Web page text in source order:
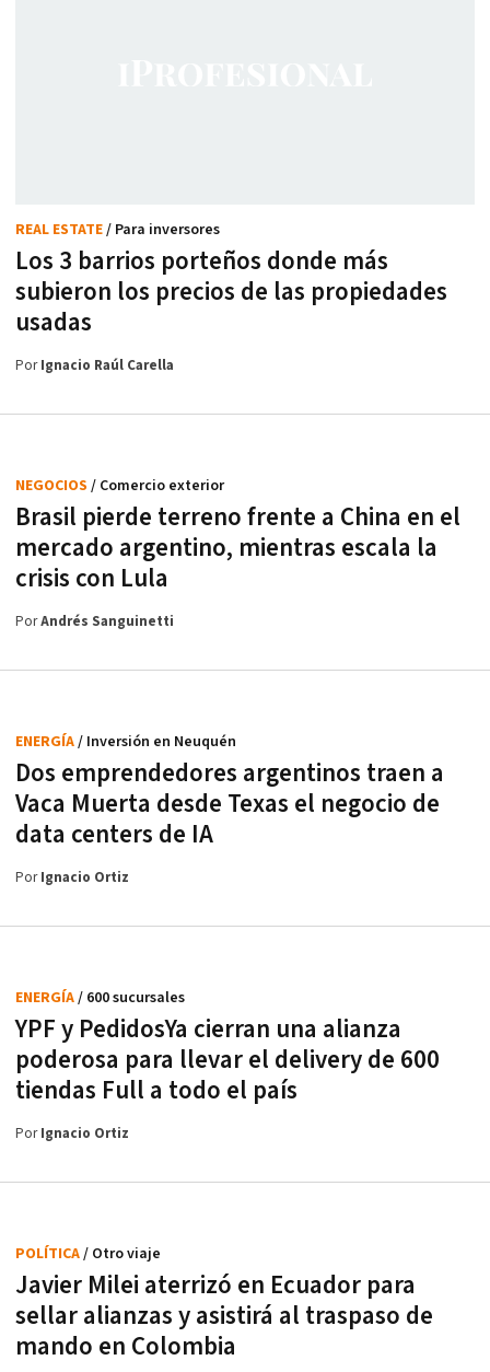
Los 3 barrios porteños donde más
subieron los precios de las propiedades
usadas
REAL ESTATE/ Para inversores
PorIgnacio Raúl Carella
Brasil pierde terreno frente a China en el
mercado argentino, mientras escala la
crisis con Lula
NEGOCIOS / Comercio exterior
PorAndrés Sanguinetti
Dos emprendedores argentinos traen a
Vaca Muerta desde Texas el negocio de
data centers de IA
ENERGÍA/ Inversión en Neuquén
PorIgnacio Ortiz
YPF y PedidosYa cierran una alianza
poderosa para llevar el delivery de 600
tiendas Full a todo el país
ENERGÍA/ 600 sucursales
PorIgnacio Ortiz
Javier Milei aterrizó en Ecuador para
sellar alianzas y asistirá al traspaso de
mando en Colombia
POLÍTICA/ Otro viaje